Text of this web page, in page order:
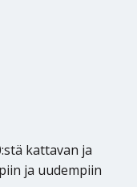
kattavan ja
ja uudempiin